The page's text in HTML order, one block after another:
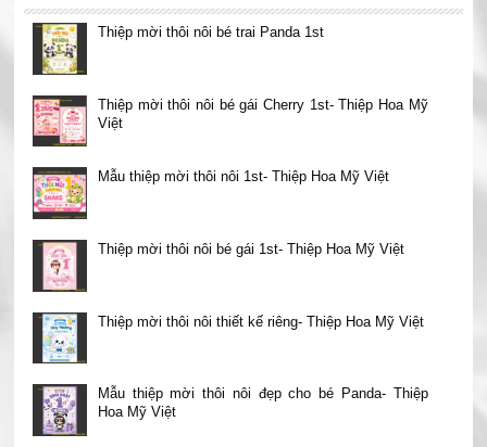
Thiệp mời thôi nôi bé trai Panda 1st
Thiệp mời thôi nôi bé gái Cherry 1st- Thiệp Hoa Mỹ
Việt
Mẫu thiệp mời thôi nôi 1st- Thiệp Hoa Mỹ Việt
Thiệp mời thôi nôi bé gái 1st- Thiệp Hoa Mỹ Việt
Thiệp mời thôi nôi thiết kế riêng- Thiệp Hoa Mỹ Việt
Mẫu thiệp mời thôi nôi đẹp cho bé Panda- Thiệp
Hoa Mỹ Việt